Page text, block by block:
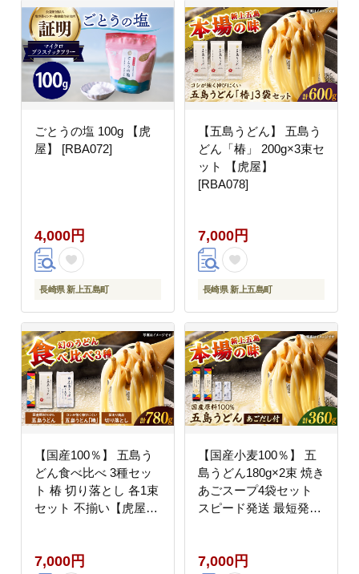
ごとうの塩 100g 【虎
屋】 [RBA072]
4,000円
長崎県 新上五島町
【五島うどん】 五島う
どん「椿」 200g×3束セ
ット 【虎屋】
[RBA078]
7,000円
長崎県 新上五島町
【国産100％】 五島う
どん食べ比べ 3種セッ
ト 椿 切り落とし 各1束
セット 不揃い【虎屋】
7,000円
【国産小麦100％】 五
島うどん180g×2束 焼き
あごスープ4袋セット
スピード発送 最短発送
7,000円